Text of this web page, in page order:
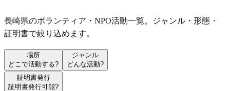
長崎県のボランティア・NPO活動一覧。ジャンル・形態・
証明書で絞り込めます。
場所
どこで活動する?
ジャンル
どんな活動?
証明書発行
証明書発行可能?